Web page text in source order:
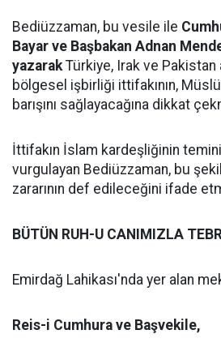
Bediüzzaman, bu vesile ile
Bayar ve Başbakan Adnan
yazarakTürkiye, Irak ve Pakistan
bölgesel işbirliği ittifakının,
barışını sağlayacağına dikkat
İttifakın İslam kardeşliğinin
vurgulayan Bediüzzaman, bu
zararının def edileceğini ifade
BÜTÜN RUH-U CANIMIZLA
Emirdağ Lahikası'nda yer alan
Reis-i Cumhura ve Başvekile,